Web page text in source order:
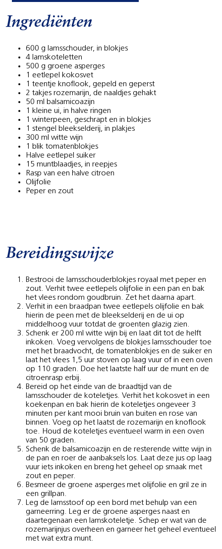
Ingrediënten
600 g lamsschouder, in blokjes
4 lamskoteletten
500 g groene asperges
1 eetlepel kokosvet
1 teentje knoflook, gepeld en geperst
2 takjes rozemarijn, de naaldjes gehakt
50 ml balsamicoazijn
1 kleine ui, in halve ringen
1 winterpeen, geschrapt en in blokjes
1 stengel bleekselderij, in plakjes
300 ml witte wijn
1 blik tomatenblokjes
Halve eetlepel suiker
15 muntblaadjes, in reepjes
Rasp van een halve citroen
Olijfolie
Peper en zout
Bereidingswijze
Bestrooi de lamsschouderblokjes royaal met peper en
zout. Verhit twee eetlepels olijfolie in een pan en bak
het vlees rondom goudbruin. Zet het daarna apart.
Verhit in een braadpan twee eetlepels olijfolie en bak
hierin de peen met de bleekselderij en de ui op
middelhoog vuur totdat de groenten glazig zien.
Schenk er 200 ml witte wijn bij en laat dit tot de helft
inkoken. Voeg vervolgens de blokjes lamsschouder toe
met het braadvocht, de tomatenblokjes en de suiker en
laat het vlees 1,5 uur stoven op laag vuur of in een oven
op 110 graden. Doe het laatste half uur de munt en de
citroenrasp erbij.
Bereid op het einde van de braadtijd van de
lamsschouder de koteletjes. Verhit het kokosvet in een
koekenpan en bak hierin de koteletjes ongeveer 3
minuten per kant mooi bruin van buiten en rose van
binnen. Voeg op het laatst de rozemarijn en knoflook
toe. Houd de koteletjes eventueel warm in een oven
van 50 graden.
Schenk de balsamicoazijn en de resterende witte wijn in
de pan en roer de aanbaksels los. Laat deze jus op laag
vuur iets inkoken en breng het geheel op smaak met
zout en peper.
Besmeer de groene asperges met olijfolie en gril ze in
een grillpan.
Leg de lamsstoof op een bord met behulp van een
garneerring. Leg er de groene asperges naast en
daartegenaan een lamskoteletje. Schep er wat van de
rozemarijnjus overheen en garneer het geheel eventueel
met wat extra munt.